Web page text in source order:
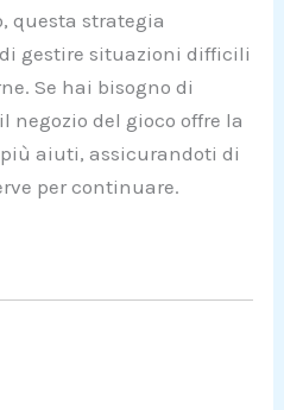
questa strategia
gestire situazioni difficili
Se hai bisogno di
del gioco offre la
aiuti, assicurandoti di
per continuare.